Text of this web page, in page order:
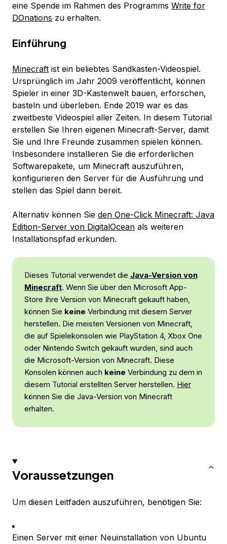
eine Spende im Rahmen des Programms Write for
DOnations zu erhalten.
Einführung
Minecraft ist ein beliebtes Sandkasten-Videospiel.
Ursprünglich im Jahr 2009 veröffentlicht, können
Spieler in einer 3D-Kastenwelt bauen, erforschen,
basteln und überleben. Ende 2019 war es das
zweitbeste Videospiel aller Zeiten. In diesem Tutorial
erstellen Sie Ihren eigenen Minecraft-Server, damit
Sie und Ihre Freunde zusammen spielen können.
Insbesondere installieren Sie die erforderlichen
Softwarepakete, um Minecraft auszuführen,
konfigurieren den Server für die Ausführung und
stellen das Spiel dann bereit.
Alternativ können Sie den One-Click Minecraft: Java
Edition-Server von DigitalOcean als weiteren
Installationspfad erkunden.
Dieses Tutorial verwendet die Java-Version von
Minecraft. Wenn Sie über den Microsoft App-
Store Ihre Version von Minecraft gekauft haben,
können Sie keine Verbindung mit diesem Server
herstellen. Die meisten Versionen von Minecraft,
die auf Spielekonsolen wie PlayStation 4, Xbox One
oder Nintendo Switch gekauft wurden, sind auch
die Microsoft-Version von Minecraft. Diese
Konsolen können auch keine Verbindung zu dem in
diesem Tutorial erstellten Server herstellen. Hier
können Sie die Java-Version von Minecraft
erhalten.
Voraussetzungen
Um diesen Leitfaden auszuführen, benötigen Sie:
Einen Server mit einer Neuinstallation von Ubuntu